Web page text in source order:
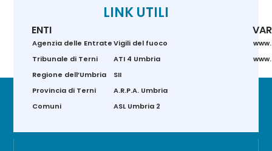
LINK UTILI
ENTI
Agenzia delle Entrate
Tribunale di Terni
Regione dell’Umbria
Provincia di Terni
Comuni
Vigili del fuoco
ATI 4 Umbria
SII
A.R.P.A. Umbria
ASL Umbria 2